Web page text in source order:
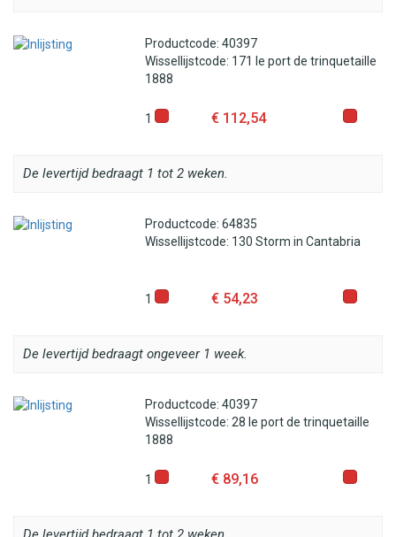
Productcode: 40397
Wissellijstcode: 171 le port de trinquetaille
1888
1 € 112,54
De levertijd bedraagt 1 tot 2 weken.
Productcode: 64835
Wissellijstcode: 130 Storm in Cantabria
1 € 54,23
De levertijd bedraagt ongeveer 1 week.
Productcode: 40397
Wissellijstcode: 28 le port de trinquetaille
1888
1 € 89,16